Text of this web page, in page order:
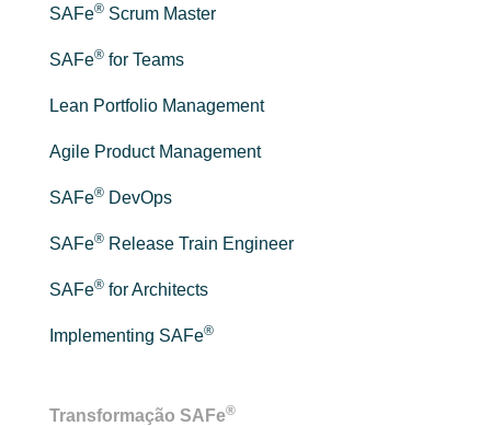
SAFe® Scrum Master
SAFe® for Teams
Lean Portfolio Management
Agile Product Management
SAFe® DevOps
SAFe® Release Train Engineer
SAFe® for Architects
Implementing SAFe®
Transformação SAFe®